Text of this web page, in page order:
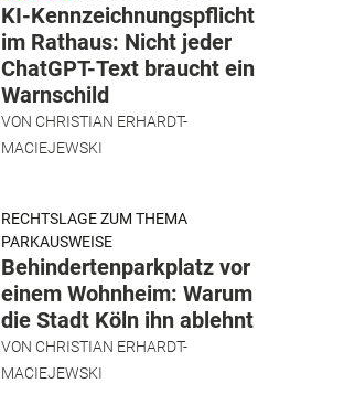
KI-Kennzeichnungspflicht
im Rathaus: Nicht jeder
ChatGPT-Text braucht ein
Warnschild
VON CHRISTIAN ERHARDT-
MACIEJEWSKI
RECHTSLAGE ZUM THEMA
PARKAUSWEISE
Behindertenparkplatz vor
einem Wohnheim: Warum
die Stadt Köln ihn ablehnt
VON CHRISTIAN ERHARDT-
MACIEJEWSKI